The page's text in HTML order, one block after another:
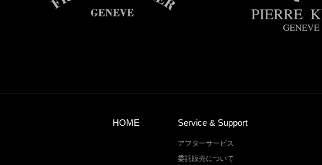
HOME Service & Support
アフターサービス
委託販売について